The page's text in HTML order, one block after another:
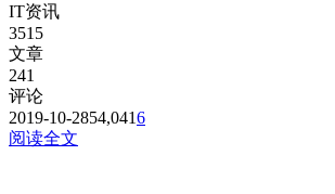
IT资讯
3515
文章
241
评论
2019-10-2854,0416
阅读全文